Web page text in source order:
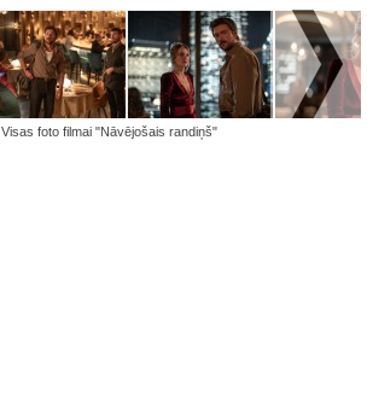
Visas foto filmai "Nāvējošais randiņš"